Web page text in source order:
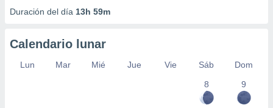
Duración del día 13h 59m
Calendario lunar
Lun Mar Mié Jue Vie Sáb
Dom
8
9